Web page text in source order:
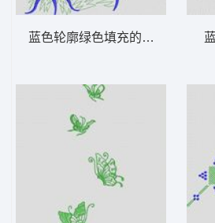
蓝色轮廓绿色填充的抽象植物图